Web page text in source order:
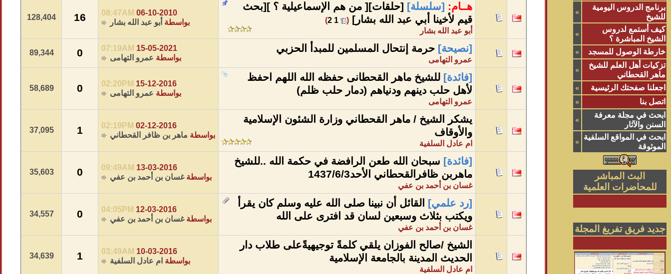
برنامج الدروس اليومية
للشيخ
»
كيف أستمع لدروس
الشيخ المباشرة ؟
»
خارطة الوصول للمسجد
»
تزكيات أهل العلم للشيخ
ماهر القحطاني
»
اجعلنا صفحتك الرئيسية
»
اتصل بنا
»
ابحث في مجلة معرفة
السنن والآثار
»
ابحث في المواقع السلفية
الموثوقة
»
البث المباشر
للمحاضرات العلمية
جديد فريق تفريغ المجلة
هــام: [سلسلة] [حلقات][ من هم الإسماعيلية ؟ ][بحث
قيم لأخينا أبي عبد الله بشار] (
1
2
)
أبو عبد الله بشار
06-10-2010
08:47AM
بواسطة أبو عبد الله بشار 16
128,404
[نصيحة] حرمة إنتحال المسلمين للمبدأ الحزبي
عمرو التهامى
15-05-2021
07:19AM
بواسطة عمرو التهامى 0
89,344
[فائدة] للشيخ ماهر القحطانى حفظه الله اللهم احفظ
لأهل حلب دينهم ودنياهم (دمار حلب ظلم)
عمرو التهامى
15-12-2016
02:20PM
بواسطة عمرو التهامى 0
58,689
يشكر الشيخ / ماهر القحطاني وزارة الشئون الإسلامية
والأوقاف
ام عادل السلفية
02-12-2016
02:19PM
بواسطة ماهر بن ظافر القحطاني 1
37,095
[فائدة] سبحان الله طعن الرافضة في حكمة الله ..للشيخ
ماهربن ظافرالقحطاني الأحد1437/6/3
غسان بن أحمد بن عفي
13-03-2016
09:49AM
بواسطةغسان بن أحمد بن عفي 0
35,603
[رد علمي] القائل أن نبينا صلى الله عليه وسلم كان يقرأ
ويكتب بثلاث وسبعين لسان قد افترى على الله
غسان بن أحمد بن عفي
12-03-2016
04:05PM
بواسطةغسان بن أحمد بن عفي 0
34,557
الشيخ /صالح الفوزان يلقي كلمةً توجيهيةًعلى طلاب دار
الحديث المدينة بالجامعة الإسلامية
ام عادل السلفية
10-03-2016
03:49AM
بواسطة ام عادل السلفية 1
34,639